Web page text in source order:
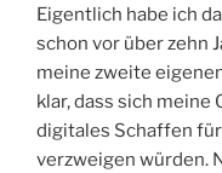
Eigentlich habe ich
schon vor über zehn
meine zweite
klar, dass sich meine
digitales Schaffen
verzweigen würden.